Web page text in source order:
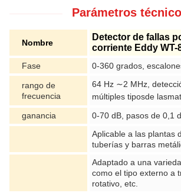
Parámetros
Nombre
Detector de fallas
corriente Eddy WT-
Fase 0-360 grados,
rango de
frecuencia
64 Hz ∼2 MHz,
múltiples tiposde las
ganancia
0-70 dB, pasos de 0,1
Aplicable a las plantas
tuberías y barras
Adaptado a una
como el tipo externo a
rotativo, etc.